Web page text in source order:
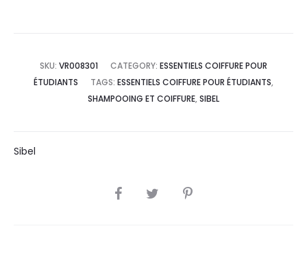
SKU: VR008301 CATEGORY: ESSENTIELS COIFFURE POUR
ÉTUDIANTS
TAGS: ESSENTIELS COIFFURE POUR ÉTUDIANTS,
SHAMPOOING ET COIFFURE, SIBEL
Sibel
SHARE